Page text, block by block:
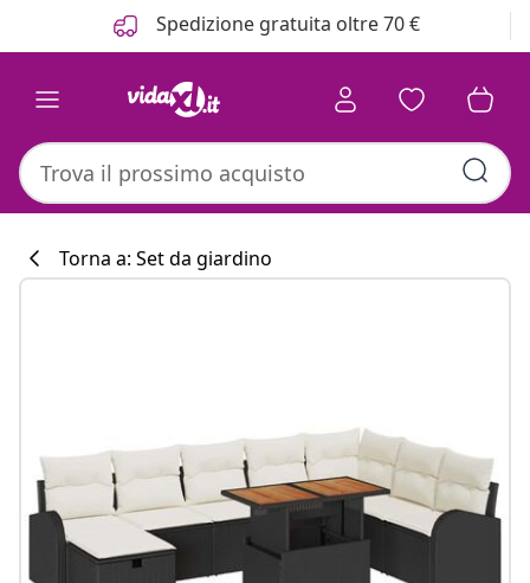
Spedizione gratuita oltre 70 €
Torna a: Set da giardino